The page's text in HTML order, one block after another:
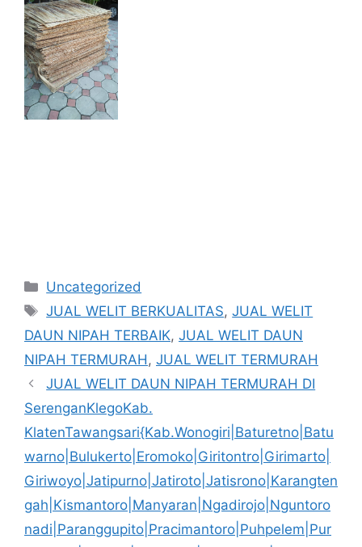
Kategori
Uncategorized
Tag
JUAL WELIT BERKUALITAS,JUAL WELIT
DAUN NIPAH TERBAIK, JUAL WELIT DAUN
NIPAH TERMURAH, JUAL WELIT TERMURAH
JUAL WELIT DAUN NIPAH TERMURAH DI
SerenganKlegoKab.
KlatenTawangsari{Kab.Wonogiri|Baturetno|Batu
warno|Bulukerto|Eromoko|Giritontro|Girimarto|
Giriwoyo|Jatipurno|Jatiroto|Jatisrono|Karangten
gah|Kismantoro|Manyaran|Ngadirojo|Nguntoro
nadi|Paranggupito|Pracimantoro|Puhpelem|Pur